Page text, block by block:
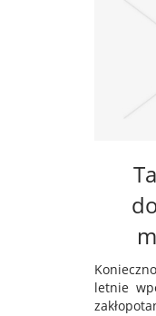
letnie